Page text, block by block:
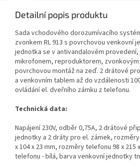
Detailní popis produktu
Sada vchodového dorozumívacího
zvonkem RL 913 s povrchovou venkovní
jednotka se v antivandalovém
mikrofonem, reproduktorem,
povrchovou montáž na zeď. 2 drátové
a venkovním tablem až do vzdálenosti
ovládání el. dveřního zámku z telefonu.
Technická data:
Napájení 230V, odběr 0,75A, 2 drátové
jednotky a 2 dráty pro el. zámek,
x 104 x 23 mm, rozměry telefonu 98 x 215
telefonu - bílá, barva venkovní jednotky